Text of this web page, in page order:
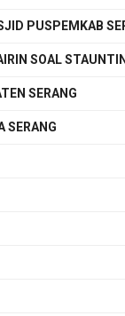
PUSPEMKAB
SOAL
SERANG
SERANG